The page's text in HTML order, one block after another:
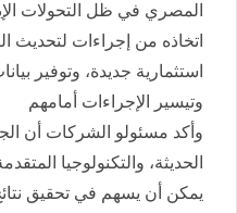
المصري في ظل التحولات
اتخاذه من إجراءات لتحديث
استثمارية جديدة، وتوفير
وتيسير الإجراءات أمامهم
وأكد مسئولو الشركات أن
الحديثة، والتكنولوجيا
يمكن أن يسهم في تحقيق